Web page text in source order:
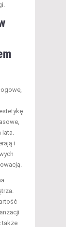
i
także